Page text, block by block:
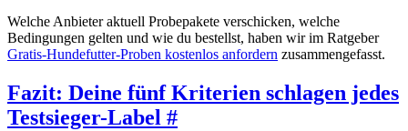
Welche Anbieter aktuell Probepakete verschicken, welche
Bedingungen gelten und wie du bestellst, haben wir im Ratgeber
Gratis-Hundefutter-Proben kostenlos anfordern zusammengefasst.
Fazit: Deine fünf Kriterien schlagen jedes
Testsieger-Label #